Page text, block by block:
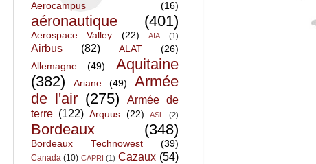
Aerocampus (16)
aéronautique (401)
Aerospace Valley (22) AIA (1)
Airbus (82) ALAT
(26)
Allemagne
(49)
Aquitaine
(382)
Ariane (49)
Armée
de l'air (275)
Armée de
terre (122) Arquus (22) ASL (2)
Bordeaux (348)
Bordeaux Technowest (39)
Canada (10) CAPRI (1) Cazaux (54)